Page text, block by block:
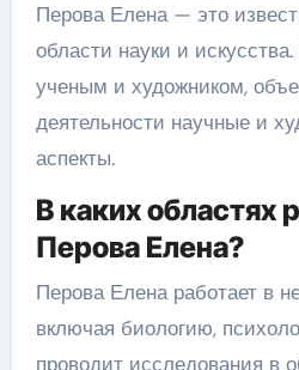
Перова Елена — это
области науки и
ученым и художником,
деятельности научные и
аспекты.
В каких областях
Перова Елена?
Перова Елена работает в
включая биологию,
проводит исследования в